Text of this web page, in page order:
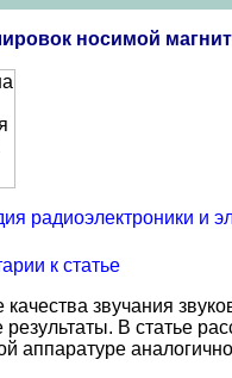
носимой
радиоэлектроники и
к статье
звучания
результаты. В статье
аппаратуре